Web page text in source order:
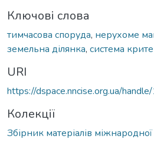
Ключові слова
тимчасова споруда, нерухоме
земельна ділянка, система
URI
https://dspace.nncise.org.ua/
Колекції
Збірник матеріалів